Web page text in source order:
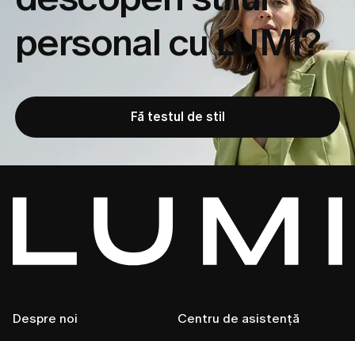
personal cu LUMI?
Fă testul de stil
Despre noi Centru de asistență